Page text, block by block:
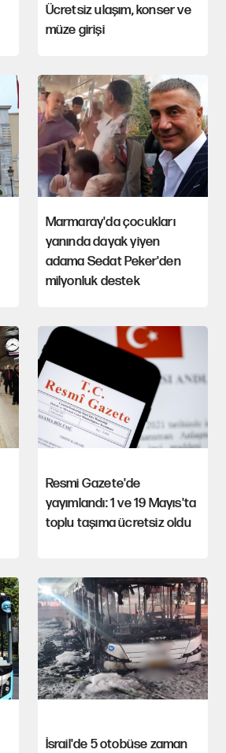
Ücretsiz ulaşım, konser ve
müze girişi
Marmaray'da çocukları
yanında dayak yiyen
adama Sedat Peker'den
milyonluk destek
Resmi Gazete'de
yayımlandı: 1 ve 19 Mayıs'ta
toplu taşıma ücretsiz oldu
İsrail'de 5 otobüse zaman